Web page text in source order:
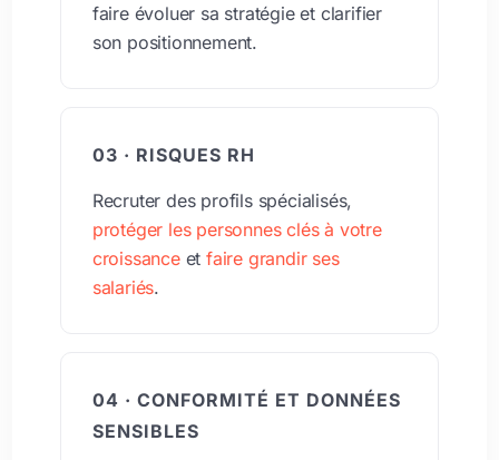
faire évoluer sa stratégie et clarifier
son positionnement.
03 · RISQUES RH
Recruter des profils spécialisés,
protéger les personnes clés à votre
croissanceet faire grandir ses
salariés.
04 · CONFORMITÉ ET DONNÉES
SENSIBLES